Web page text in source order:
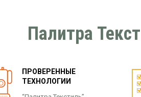
Палитра
ПРОВЕРЕННЫЕ
ТЕХНОЛОГИИ